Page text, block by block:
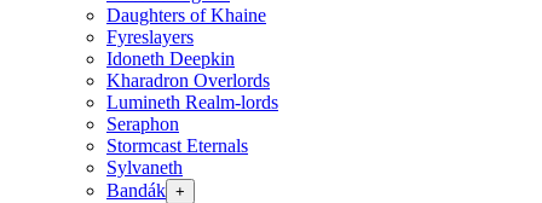
Daughters of Khaine
Fyreslayers
Idoneth Deepkin
Kharadron Overlords
Lumineth Realm-lords
Seraphon
Stormcast Eternals
Sylvaneth
Bandák +